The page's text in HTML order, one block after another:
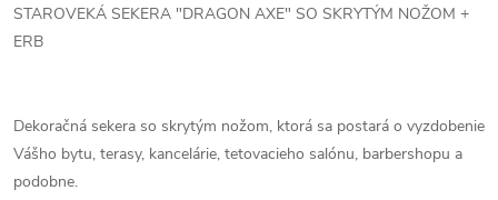
STAROVEKÁ SEKERA "DRAGON AXE" SO SKRYTÝM NOŽOM +
ERB
Dekoračná sekera so skrytým nožom, ktorá sa postará o vyzdobenie
Vášho bytu, terasy, kancelárie, tetovacieho salónu, barbershopu a
podobne.